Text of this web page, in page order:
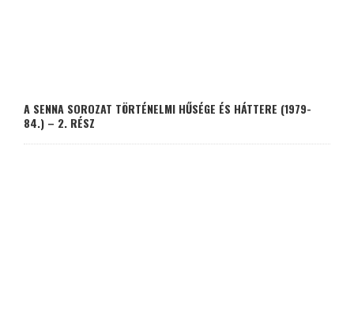
A SENNA SOROZAT TÖRTÉNELMI HŰSÉGE ÉS HÁTTERE (1979-
84.) – 2. RÉSZ